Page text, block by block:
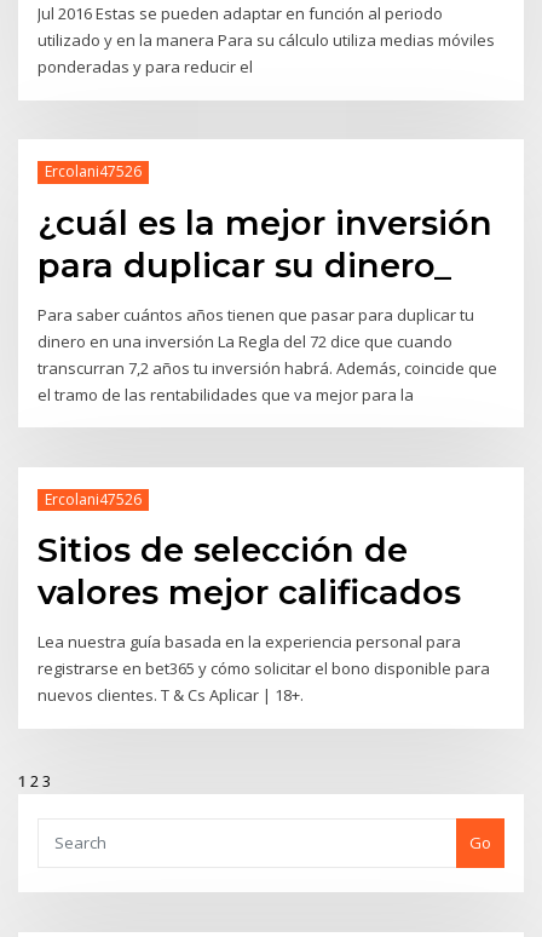
Jul 2016 Estas se pueden adaptar en función al periodo
utilizado y en la manera Para su cálculo utiliza medias móviles
ponderadas y para reducir el
Ercolani47526
¿cuál es la mejor inversión
para duplicar su dinero_
Para saber cuántos años tienen que pasar para duplicar tu
dinero en una inversión La Regla del 72 dice que cuando
transcurran 7,2 años tu inversión habrá. Además, coincide que
el tramo de las rentabilidades que va mejor para la
Ercolani47526
Sitios de selección de
valores mejor calificados
Lea nuestra guía basada en la experiencia personal para
registrarse en bet365 y cómo solicitar el bono disponible para
nuevos clientes. T & Cs Aplicar | 18+.
1 23
Go